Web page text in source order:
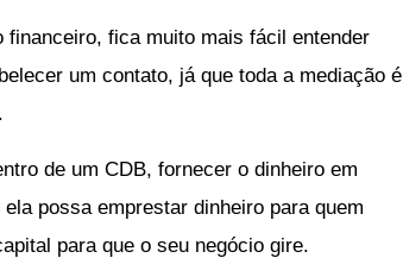
financeiro, fica muito mais fácil entender
um contato, já que toda a mediação é
de um CDB, fornecer o dinheiro em
possa emprestar dinheiro para quem
para que o seu negócio gire.